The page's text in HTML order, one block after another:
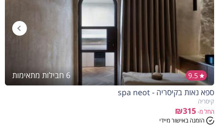
9.5
6 חבילות מתאימות
ספא נאות בקיסריה - spa neot
קיסריה
החל מ-₪315
הזמנה באישור מיידי